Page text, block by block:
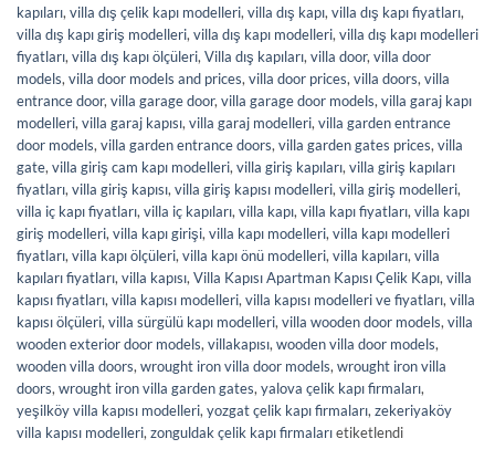
kapıları, villa dış çelik kapı modelleri, villa dış kapı, villa dış kapı fiyatları,
villa dış kapı giriş modelleri, villa dış kapı modelleri, villa dış kapı modelleri
fiyatları, villa dış kapı ölçüleri, Villa dış kapıları, villa door, villa door
models, villa door models and prices, villa door prices, villa doors, villa
entrance door, villa garage door, villa garage door models, villa garaj kapı
modelleri, villa garaj kapısı, villa garaj modelleri, villa garden entrance
door models, villa garden entrance doors, villa garden gates prices, villa
gate, villa giriş cam kapı modelleri, villa giriş kapıları, villa giriş kapıları
fiyatları, villa giriş kapısı, villa giriş kapısı modelleri, villa giriş modelleri,
villa iç kapı fiyatları, villa iç kapıları, villa kapı, villa kapı fiyatları, villa kapı
giriş modelleri, villa kapı girişi, villa kapı modelleri, villa kapı modelleri
fiyatları, villa kapı ölçüleri, villa kapı önü modelleri, villa kapıları, villa
kapıları fiyatları, villa kapısı, Villa Kapısı Apartman Kapısı Çelik Kapı, villa
kapısı fiyatları, villa kapısı modelleri, villa kapısı modelleri ve fiyatları, villa
kapısı ölçüleri, villa sürgülü kapı modelleri, villa wooden door models, villa
wooden exterior door models, villakapısı, wooden villa door models,
wooden villa doors, wrought iron villa door models, wrought iron villa
doors, wrought iron villa garden gates, yalova çelik kapı firmaları,
yeşilköy villa kapısı modelleri, yozgat çelik kapı firmaları, zekeriyaköy
villa kapısı modelleri, zonguldak çelik kapı firmalarıetiketlendi